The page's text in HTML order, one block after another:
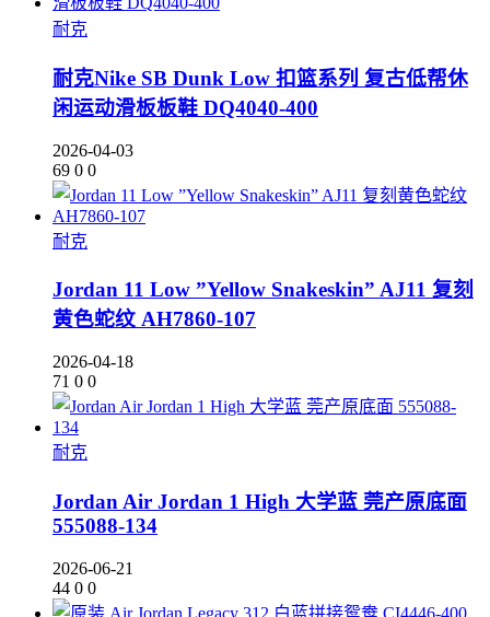
耐克
耐克Nike SB Dunk Low 扣篮系列 复古低帮休
闲运动滑板板鞋 DQ4040-400
2026-04-03
69 0 0
耐克
Jordan 11 Low ”Yellow Snakeskin” AJ11 复刻
黄色蛇纹 AH7860-107
2026-04-18
71 0 0
耐克
Jordan Air Jordan 1 High 大学蓝 莞产原底面
555088-134
2026-06-21
44 0 0